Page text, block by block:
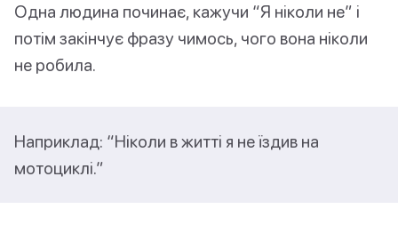
Одна людина починає, кажучи “Я ніколи не” і
потім закінчує фразу чимось, чого вона ніколи
не робила.
Наприклад: “Ніколи в житті я не їздив на
мотоциклі.”